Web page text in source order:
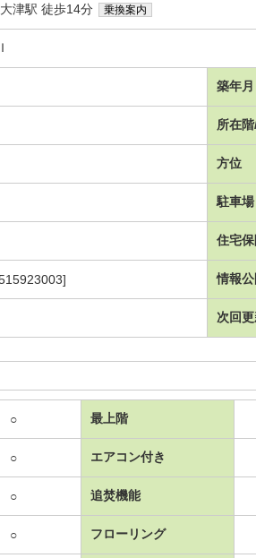
津駅 徒歩14分 乗換案内
築年月
所在
方位
駐車場
住宅
情報公
次回更
○ 最上階
○ エアコン付き
○ 追焚機能
○ フローリング